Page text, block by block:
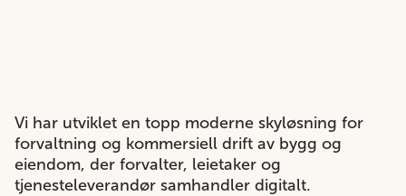
Vi har utviklet en topp moderne skyløsning for
forvaltning og kommersiell drift av bygg og
eiendom, der forvalter, leietaker og
tjenesteleverandør samhandler digitalt.​